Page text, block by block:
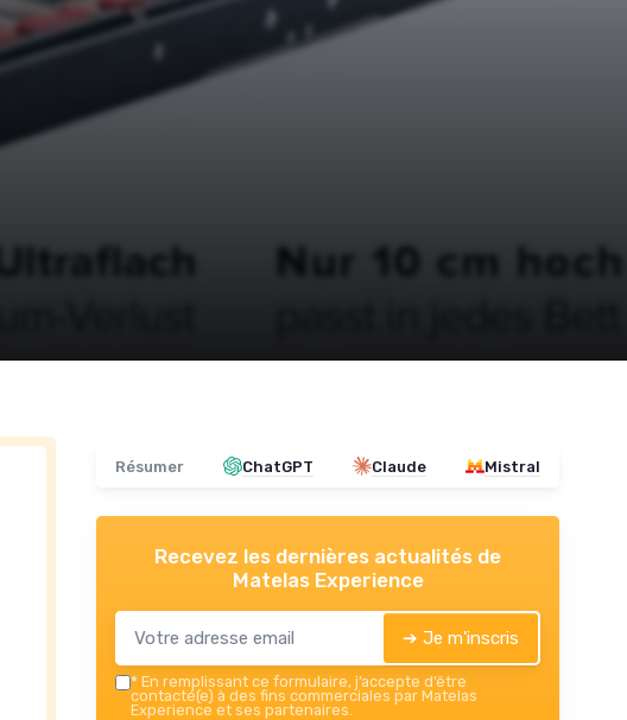
Résumer ChatGPT Claude Mistral
Recevez les dernières actualités de
Matelas Experience
➔ Je m'inscris
* En remplissant ce formulaire, j’accepte d’être
contacté(e) à des fins commerciales par Matelas
Experience et ses partenaires.